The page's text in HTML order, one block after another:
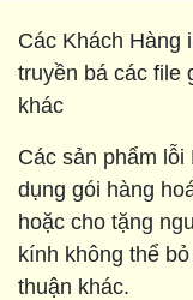
Các Khách Hàng
truyền bá các file
khác
Các sản phẩm
dụng gói hàng
hoặc cho tặng
kính không thể
thuận khác.